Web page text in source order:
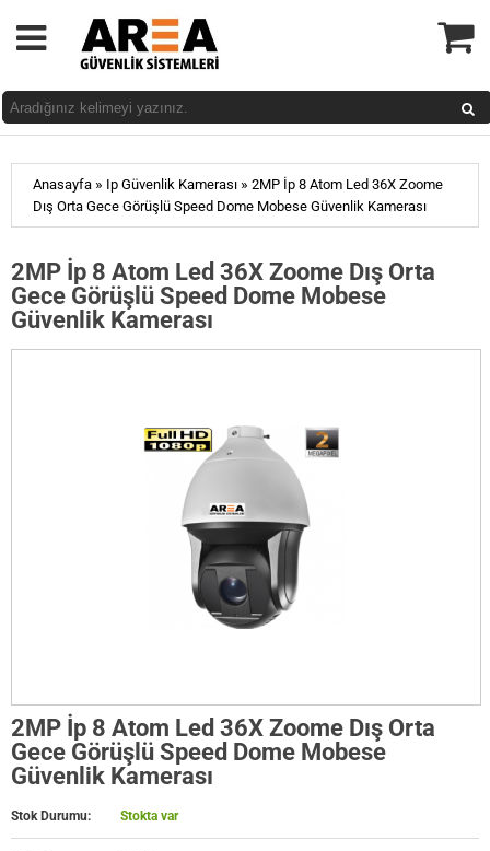
Anasayfa » Ip Güvenlik Kamerası » 2MP İp 8 Atom Led 36X Zoome
Dış Orta Gece Görüşlü Speed Dome Mobese Güvenlik Kamerası
2MP İp 8 Atom Led 36X Zoome Dış Orta
Gece Görüşlü Speed Dome Mobese
Güvenlik Kamerası
2MP İp 8 Atom Led 36X Zoome Dış Orta
Gece Görüşlü Speed Dome Mobese
Güvenlik Kamerası
Stok Durumu: Stokta var